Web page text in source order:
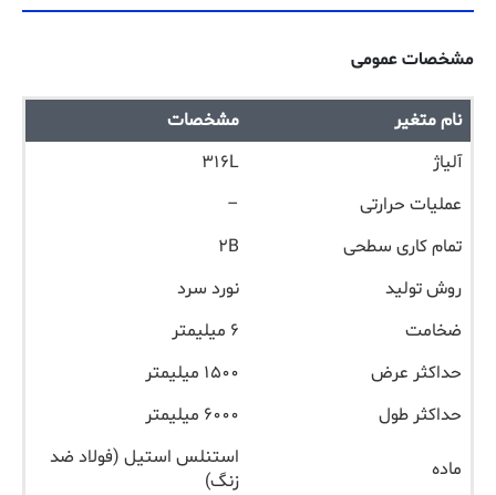
مشخصات عمومی
نام متغیر
مشخصات
آلیاژ
۳۱۶L
عملیات حرارتی
–
تمام کاری سطحی
۲B
روش تولید
نورد سرد
ضخامت
۶ میلیمتر
حداکثر عرض
۱۵۰۰ میلیمتر
حداکثر طول
۶۰۰۰ میلیمتر
ماده
استنلس استیل (فولاد ضد
زنگ)